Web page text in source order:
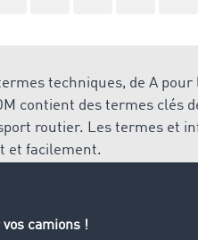
techniques, de A pour
contient des termes clés
routier. Les termes et
et facilement.
de transport et de
ordres, dans la
Place de
à votre degré de